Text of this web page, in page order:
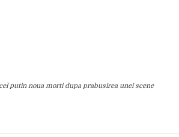
putin noua morti dupa prabusirea unei scene